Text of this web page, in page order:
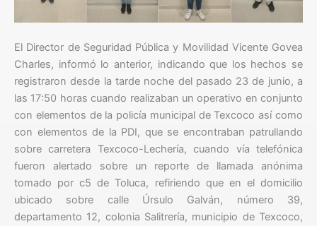
El Director de Seguridad Pública y Movilidad Vicente Govea
Charles, informó lo anterior, indicando que los hechos se
registraron desde la tarde noche del pasado 23 de junio, a
las 17:50 horas cuando realizaban un operativo en conjunto
con elementos de la policía municipal de Texcoco así como
con elementos de la PDI, que se encontraban patrullando
sobre carretera Texcoco-Lechería, cuando vía telefónica
fueron alertado sobre un reporte de llamada anónima
tomado por c5 de Toluca, refiriendo que en el domicilio
ubicado sobre calle Úrsulo Galván, número 39,
departamento 12, colonia Salitrería, municipio de Texcoco,